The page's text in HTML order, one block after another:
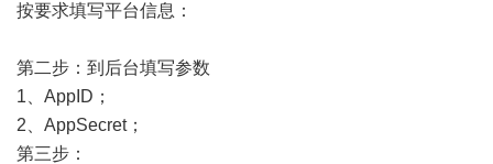
按要求填写平台信息：
第二步：到后台填写参数
1、AppID；
2、AppSecret；
第三步：